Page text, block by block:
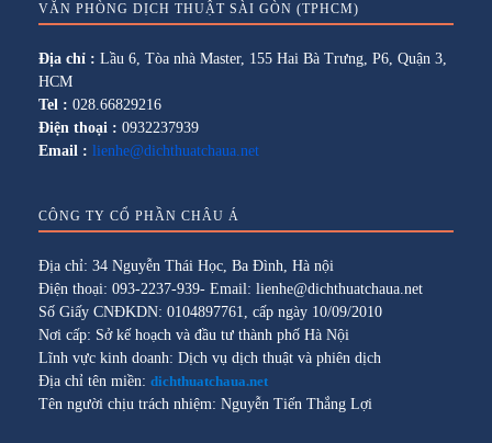
VĂN PHÒNG DỊCH THUẬT SÀI GÒN (TPHCM)
Địa chỉ : Lầu 6, Tòa nhà Master, 155 Hai Bà Trưng, P6, Quận 3,
HCM
Tel : 028.66829216
Điện thoại : 0932237939
Email : lienhe@dichthuatchaua.net
CÔNG TY CỔ PHẦN CHÂU Á
Địa chỉ: 34 Nguyễn Thái Học, Ba Đình, Hà nội
Điện thoại: 093-2237-939- Email: lienhe@dichthuatchaua.net
Số Giấy CNĐKDN: 0104897761, cấp ngày 10/09/2010
Nơi cấp: Sở kế hoạch và đầu tư thành phố Hà Nội
Lĩnh vực kinh doanh: Dịch vụ dịch thuật và phiên dịch
Địa chỉ tên miền: dichthuatchaua.net
Tên người chịu trách nhiệm: Nguyễn Tiến Thắng Lợi